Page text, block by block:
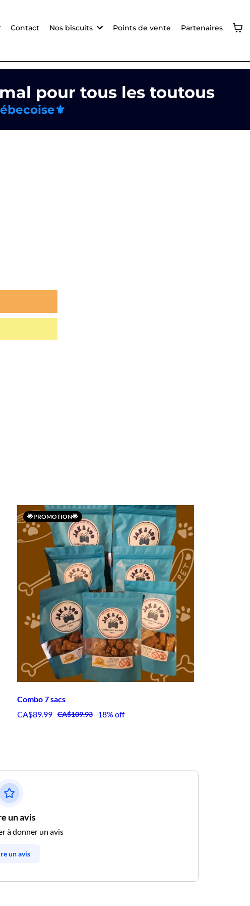
Contact Nos biscuits Points de vente Partenaires
pour tous les toutous
🌟PROMOTION🌟
Combo 7 sacs
CA$89.99 CA$109.93 18% off
un avis
à donner un avis
un avis